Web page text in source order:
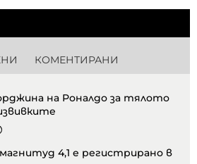
КОМЕНТИРАНИ
на Роналдо за тялото
4,1 е регистрирано в